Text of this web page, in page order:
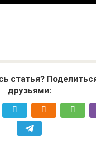
статья?
друзьями: